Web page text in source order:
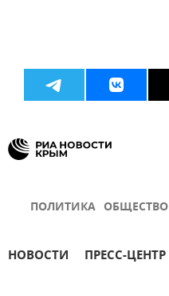
ПОЛИТИКА ОБЩЕСТВО
НОВОСТИ ПРЕСС-ЦЕНТР